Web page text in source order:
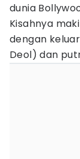
dunia
Kisahnya
dengan
Deol) dan